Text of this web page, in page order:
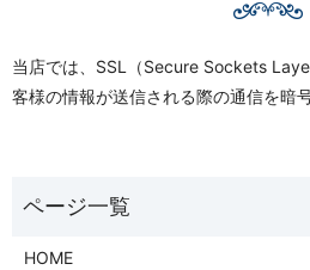
当店では、SSL（Secure Sockets
客様の情報が送信される際の通信を暗
HOME